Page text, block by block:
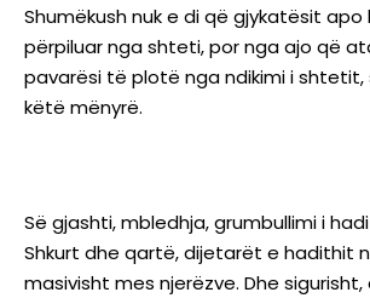
Shumëkush nuk e di që gjykatësit
përpiluar nga shteti, por nga ajo që
pavarësi të plotë nga ndikimi i
këtë mënyrë.
Së gjashti, mbledhja, grumbullimi i
Shkurt dhe qartë, dijetarët e hadithit
masivisht mes njerëzve. Dhe